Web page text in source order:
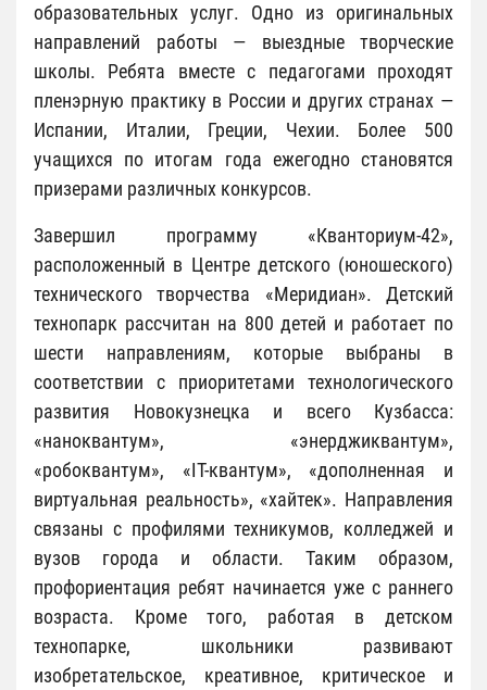
образовательных услуг. Одно из оригинальных
направлений работы — выездные творческие
школы. Ребята вместе с педагогами проходят
пленэрную практику в России и других странах —
Испании, Италии, Греции, Чехии. Более 500
учащихся по итогам года ежегодно становятся
призерами различных конкурсов.
Завершил программу «Кванториум-42»,
расположенный в Центре детского (юношеского)
технического творчества «Меридиан». Детский
технопарк рассчитан на 800 детей и работает по
шести направлениям, которые выбраны в
соответствии с приоритетами технологического
развития Новокузнецка и всего Кузбасса:
«наноквантум», «энерджиквантум»,
«робоквантум», «IT-квантум», «дополненная и
виртуальная реальность», «хайтек». Направления
связаны с профилями техникумов, колледжей и
вузов города и области. Таким образом,
профориентация ребят начинается уже с раннего
возраста. Кроме того, работая в детском
технопарке, школьники развивают
изобретательское, креативное, критическое и